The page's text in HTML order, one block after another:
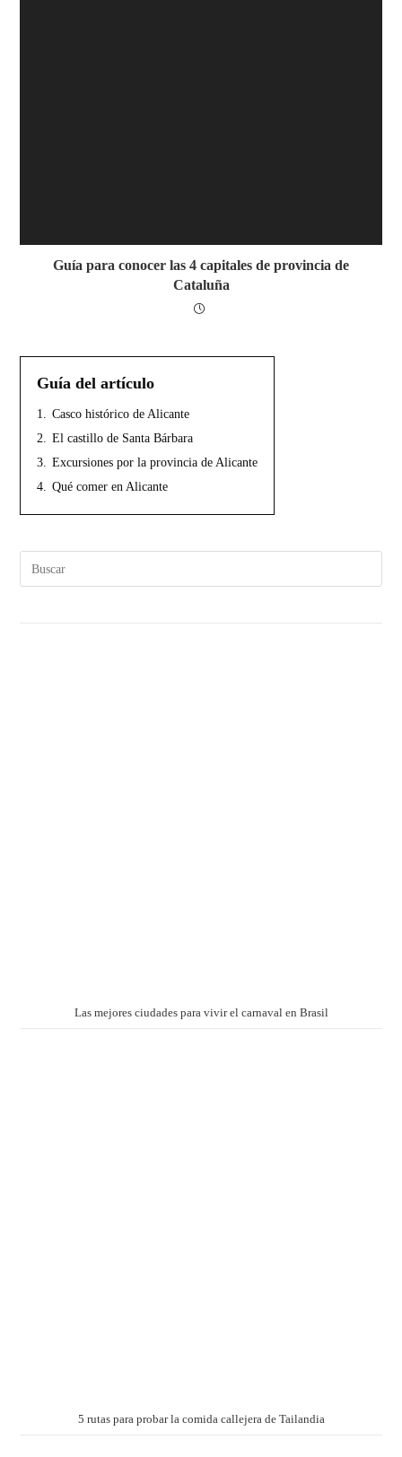
Guía para conocer las 4 capitales de provincia de
Cataluña
Guía del artículo
1.
Casco histórico de Alicante
2.
El castillo de Santa Bárbara
3.
Excursiones por la provincia de Alicante
4.
Qué comer en Alicante
Las mejores ciudades para vivir el carnaval en Brasil
5 rutas para probar la comida callejera de Tailandia